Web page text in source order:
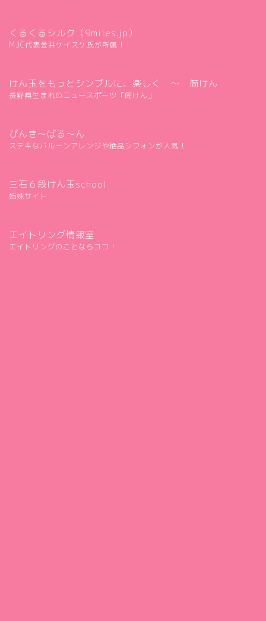
くるくるシルク（9miles.jp）
MJC代表金井ケイスケ氏が所属！
けん玉をもっとシンプルに、楽しく ～ 筒けん
長野県生まれのニュースポーツ「筒けん」
ぴんき～ばる～ん
ステキなバルーンアレンジや絶品シフォンが人気！
三石６段けん玉school
姉妹サイト
エイトリング情報室
エイトリングのことならココ！